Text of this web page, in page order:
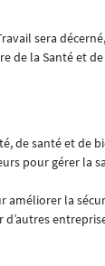
sera
de la Santé et
de santé et de
pour gérer la
améliorer la